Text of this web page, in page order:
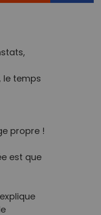
le temps
propre !
est que